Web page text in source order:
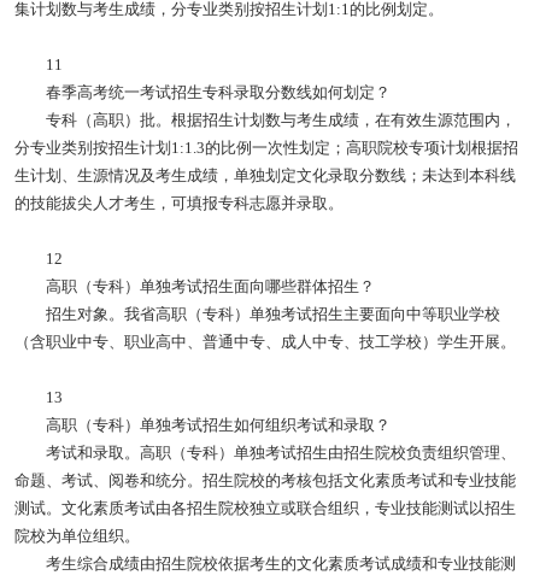
集计划数与考生成绩，分专业类别按招生计划1:1的比例划定。
11
春季高考统一考试招生专科录取分数线如何划定？
专科（高职）批。根据招生计划数与考生成绩，在有效生源范围内，
分专业类别按招生计划1:1.3的比例一次性划定；高职院校专项计划根据招
生计划、生源情况及考生成绩，单独划定文化录取分数线；未达到本科线
的技能拔尖人才考生，可填报专科志愿并录取。
12
高职（专科）单独考试招生面向哪些群体招生？
招生对象。我省高职（专科）单独考试招生主要面向中等职业学校
（含职业中专、职业高中、普通中专、成人中专、技工学校）学生开展。
13
高职（专科）单独考试招生如何组织考试和录取？
考试和录取。高职（专科）单独考试招生由招生院校负责组织管理、
命题、考试、阅卷和统分。招生院校的考核包括文化素质考试和专业技能
测试。文化素质考试由各招生院校独立或联合组织，专业技能测试以招生
院校为单位组织。
考生综合成绩由招生院校依据考生的文化素质考试成绩和专业技能测